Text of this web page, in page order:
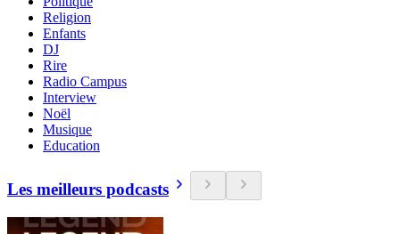
Religion
Enfants
DJ
Rire
Radio Campus
Interview
Noël
Musique
Education
Les meilleurs podcasts